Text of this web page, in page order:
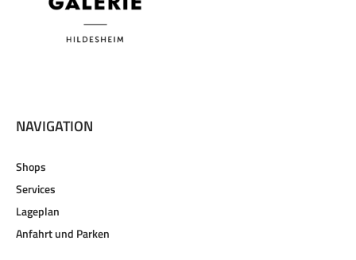
NAVIGATION
Shops
Services
Lageplan
Anfahrt und Parken